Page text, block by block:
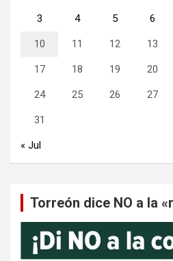
3 4 5 6
10 11 12 13
17 18 19 20
24 25 26 27
31
« Jul
Torreón dice NO a la